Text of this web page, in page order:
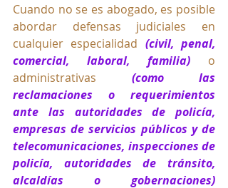
Cuando no se es abogado, es posible
abordar defensas judiciales en
cualquier especialidad (civil, penal,
comercial, laboral, familia) o
administrativas (como las
reclamaciones o requerimientos
ante las autoridades de policía,
empresas de servicios públicos y de
telecomunicaciones, inspecciones de
policía, autoridades de tránsito,